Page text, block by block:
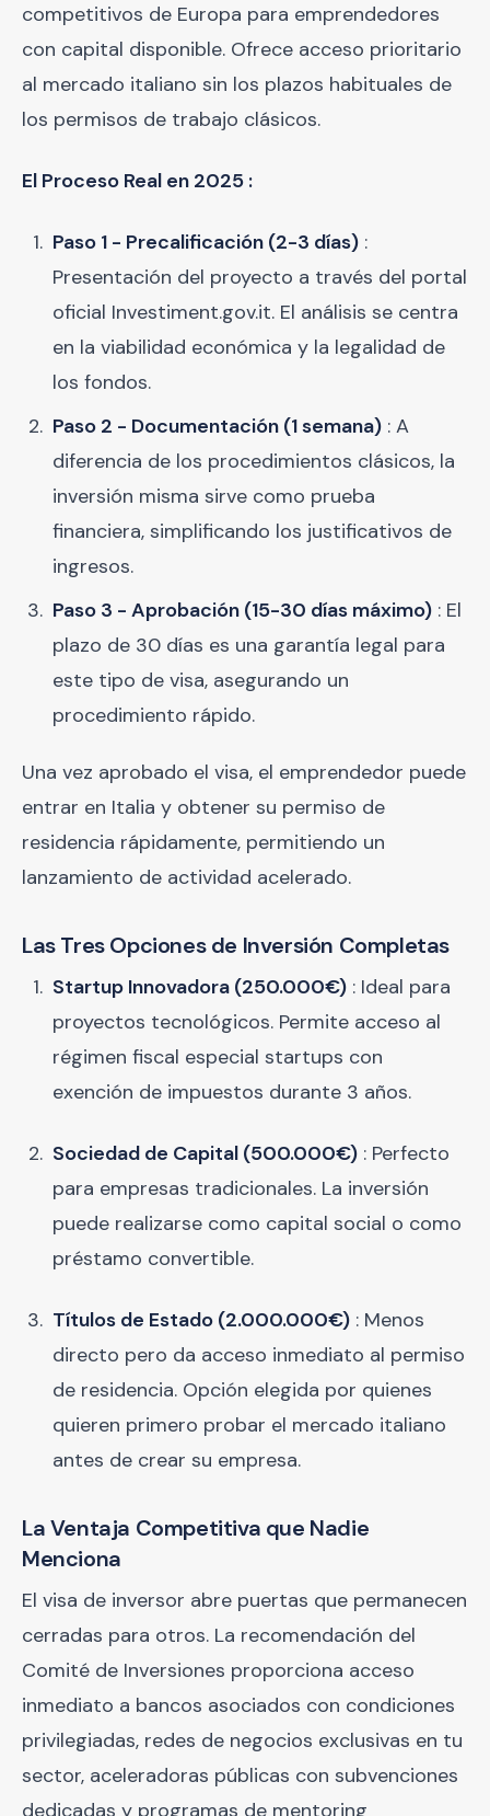
competitivos de Europa para emprendedores
con capital disponible. Ofrece acceso prioritario
al mercado italiano sin los plazos habituales de
los permisos de trabajo clásicos.
El Proceso Real en 2025 :
Paso 1 - Precalificación (2-3 días) :
Presentación del proyecto a través del portal
oficial Investiment.gov.it. El análisis se centra
en la viabilidad económica y la legalidad de
los fondos.
Paso 2 - Documentación (1 semana) : A
diferencia de los procedimientos clásicos, la
inversión misma sirve como prueba
financiera, simplificando los justificativos de
ingresos.
Paso 3 - Aprobación (15-30 días máximo) : El
plazo de 30 días es una garantía legal para
este tipo de visa, asegurando un
procedimiento rápido.
Una vez aprobado el visa, el emprendedor puede
entrar en Italia y obtener su permiso de
residencia rápidamente, permitiendo un
lanzamiento de actividad acelerado.
Las Tres Opciones de Inversión Completas
Startup Innovadora (250.000€) : Ideal para
proyectos tecnológicos. Permite acceso al
régimen fiscal especial startups con
exención de impuestos durante 3 años.
Sociedad de Capital (500.000€) : Perfecto
para empresas tradicionales. La inversión
puede realizarse como capital social o como
préstamo convertible.
Títulos de Estado (2.000.000€) : Menos
directo pero da acceso inmediato al permiso
de residencia. Opción elegida por quienes
quieren primero probar el mercado italiano
antes de crear su empresa.
La Ventaja Competitiva que Nadie
Menciona
El visa de inversor abre puertas que permanecen
cerradas para otros. La recomendación del
Comité de Inversiones proporciona acceso
inmediato a bancos asociados con condiciones
privilegiadas, redes de negocios exclusivas en tu
sector, aceleradoras públicas con subvenciones
dedicadas y programas de mentoring